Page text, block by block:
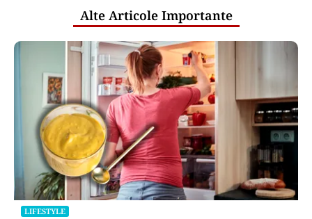
Alte Articole Importante
LIFESTYLE